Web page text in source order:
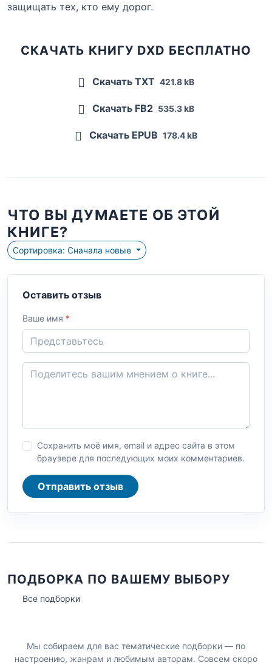
защищать тех, кто ему дорог.
СКАЧАТЬ КНИГУ DXD БЕСПЛАТНО
Скачать TXT 421.8 kB
Скачать FB2 535.3 kB
Скачать EPUB 178.4 kB
ЧТО ВЫ ДУМАЕТЕ ОБ ЭТОЙ
КНИГЕ?
Сортировка: Сначала новые
Оставить отзыв
Ваше имя *
Сохранить моё имя, email и адрес сайта в этом
браузере для последующих моих комментариев.
Отправить отзыв
ПОДБОРКА ПО ВАШЕМУ ВЫБОРУ
Все подборки
Мы собираем для вас тематические подборки — по
настроению, жанрам и любимым авторам. Совсем скоро